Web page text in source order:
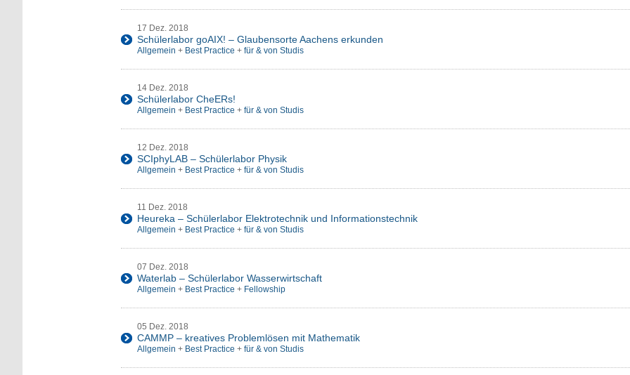
17 Dez. 2018
Schülerlabor goAIX! – Glaubensorte Aachens erkunden
Allgemein + Best Practice + für & von Studis
14 Dez. 2018
Schülerlabor CheERs!
Allgemein + Best Practice + für & von Studis
12 Dez. 2018
SCIphyLAB – Schülerlabor Physik
Allgemein + Best Practice + für & von Studis
11 Dez. 2018
Heureka – Schülerlabor Elektrotechnik und Informationstechnik
Allgemein + Best Practice + für & von Studis
07 Dez. 2018
Waterlab – Schülerlabor Wasserwirtschaft
Allgemein + Best Practice + Fellowship
05 Dez. 2018
CAMMP – kreatives Problemlösen mit Mathematik
Allgemein + Best Practice + für & von Studis